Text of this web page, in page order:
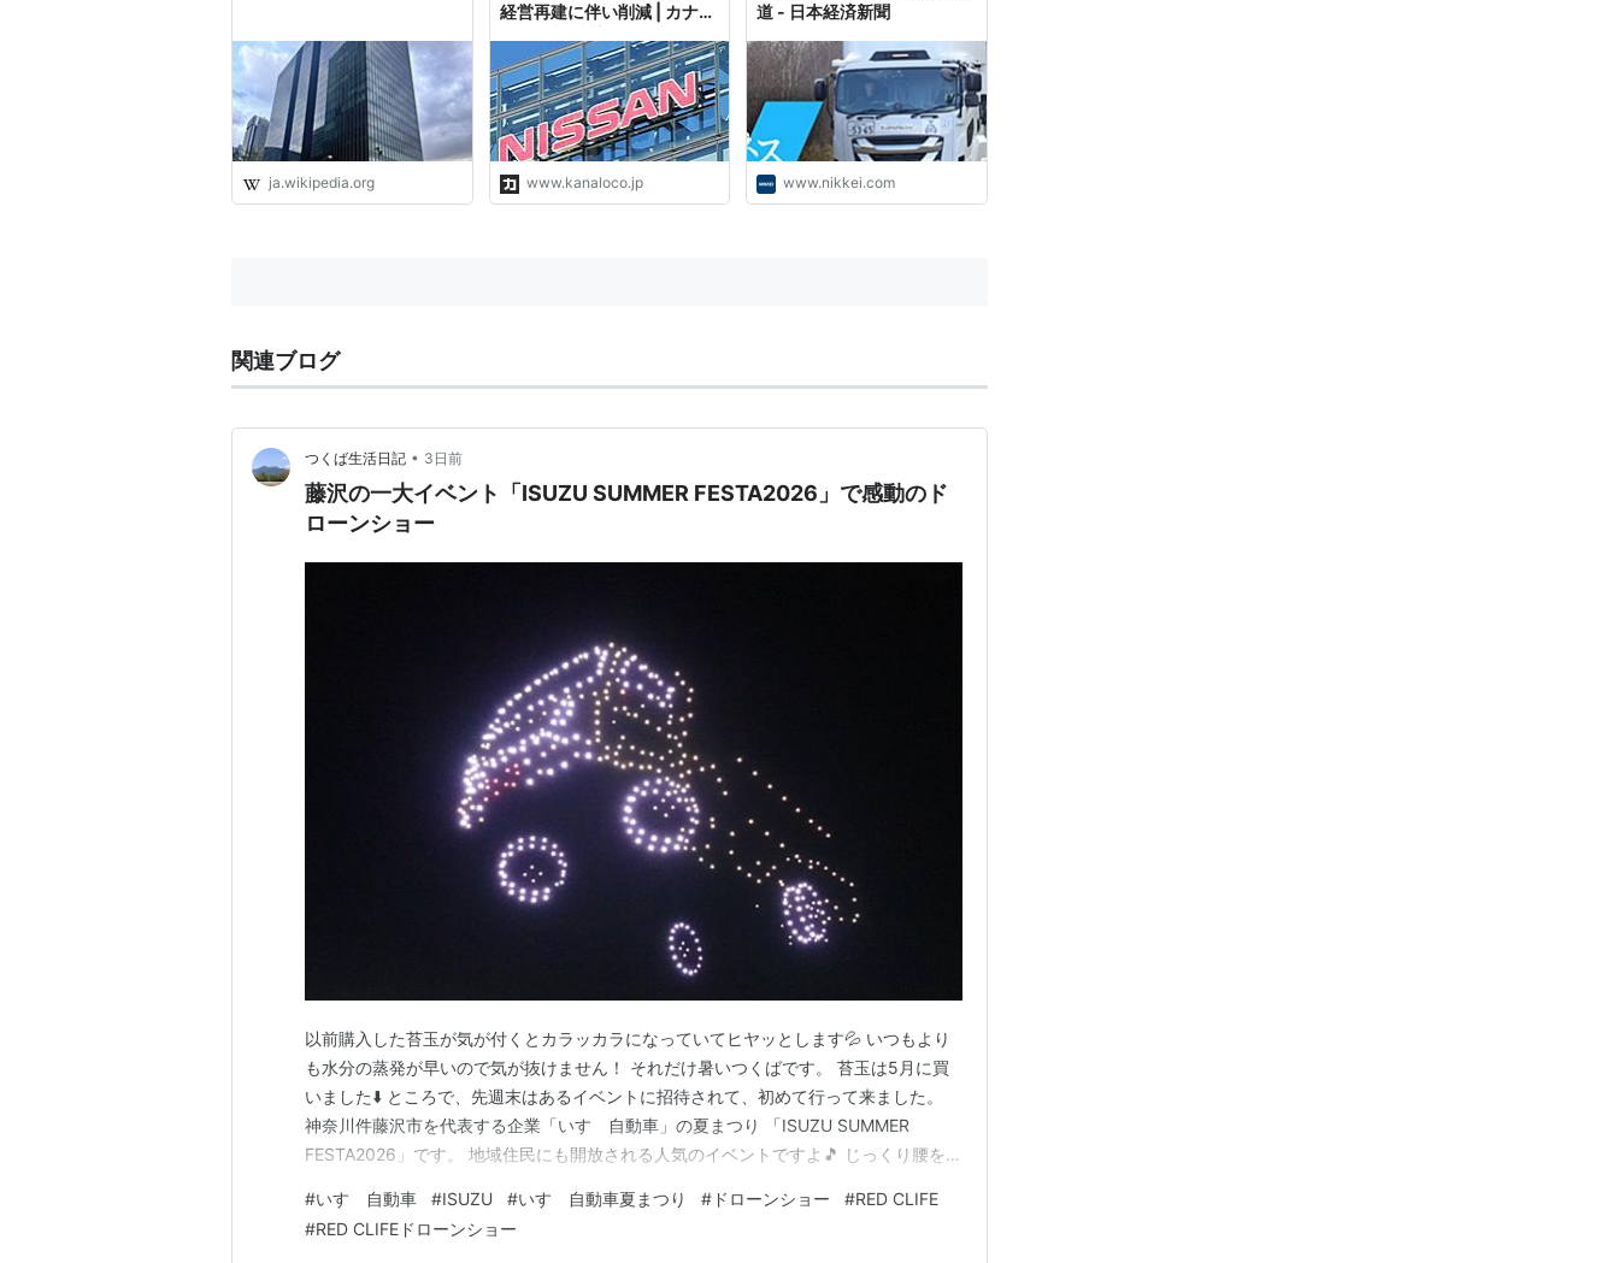
ja.wikipedia.org
経営再建に伴い削減 | カナロ
www.kanaloco.jp
道 - 日本経済新聞
www.nikkei.com
関連ブログ
つくば生活日記 • 3日前
藤沢の一大イベント「ISUZU SUMMER FESTA2026」で感動のド
ローンショー
以前購入した苔玉が気が付くとカラッカラになっていてヒヤッとします💦 いつもより
も水分の蒸発が早いので気が抜けません！ それだけ暑いつくばです。 苔玉は5月に買
いました⬇️ ところで、先週末はあるイベントに招待されて、初めて行って来ました。
神奈川件藤沢市を代表する企業「いすゞ自動車」の夏まつり 「ISUZU SUMMER
FESTA2026」です。 地域住民にも開放される人気のイベントですよ🎵 じっくり腰を据
降りたらいすゞの古いモデルの絵とエンジンのクランクシャフトを使った照明がありま
した。さすがは自動車メーカーのお…
#いすゞ自動車 #ISUZU #いすゞ自動車夏まつり # ドローンショー #RED CLIFE
#RED CLIFEドローンショー